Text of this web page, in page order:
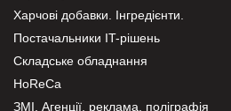
Харчові добавки. Інгредієнти.
Постачальники IT-рішень
Складське обладнання
HoReCa
ЗМІ, Агенції, реклама, поліграфія